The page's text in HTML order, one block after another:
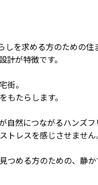
しを求める方のための
が特徴です。
街。
もたらします。
自然につながるハンズフ
トレスを感じさせません
つめる方のための、静か